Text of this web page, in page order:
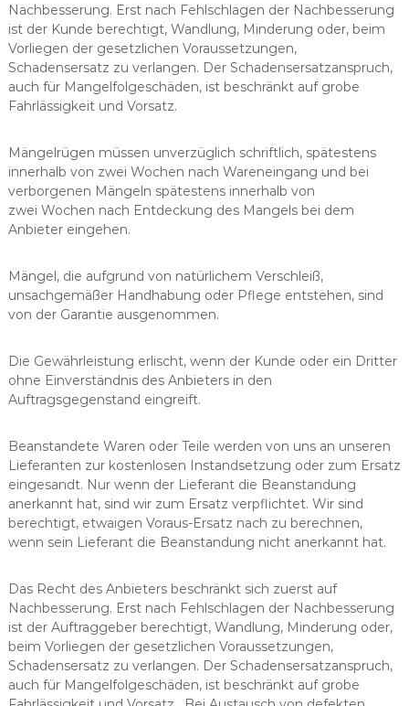
Nachbesserung. Erst nach Fehlschlagen der Nachbesserung
ist der Kunde berechtigt, Wandlung, Minderung oder, beim
Vorliegen der gesetzlichen Voraussetzungen,
Schadensersatz zu verlangen. Der Schadensersatzanspruch,
auch für Mangelfolgeschäden, ist beschränkt auf grobe
Fahrlässigkeit und Vorsatz.
Mängelrügen müssen unverzüglich schriftlich, spätestens
innerhalb von zwei Wochen nach Wareneingang und bei
verborgenen Mängeln spätestens innerhalb von
zwei Wochen nach Entdeckung des Mangels bei dem
Anbieter eingehen.
Mängel, die aufgrund von natürlichem Verschleiß,
unsachgemäßer Handhabung oder Pflege entstehen, sind
von der Garantie ausgenommen.
Die Gewährleistung erlischt, wenn der Kunde oder ein Dritter
ohne Einverständnis des Anbieters in den
Auftragsgegenstand eingreift.
Beanstandete Waren oder Teile werden von uns an unseren
Lieferanten zur kostenlosen Instandsetzung oder zum Ersatz
eingesandt. Nur wenn der Lieferant die Beanstandung
anerkannt hat, sind wir zum Ersatz verpflichtet. Wir sind
berechtigt, etwaigen Voraus-Ersatz nach zu berechnen,
wenn sein Lieferant die Beanstandung nicht anerkannt hat.
Das Recht des Anbieters beschränkt sich zuerst auf
Nachbesserung. Erst nach Fehlschlagen der Nachbesserung
ist der Auftraggeber berechtigt, Wandlung, Minderung oder,
beim Vorliegen der gesetzlichen Voraussetzungen,
Schadensersatz zu verlangen. Der Schadensersatzanspruch,
auch für Mangelfolgeschäden, ist beschränkt auf grobe